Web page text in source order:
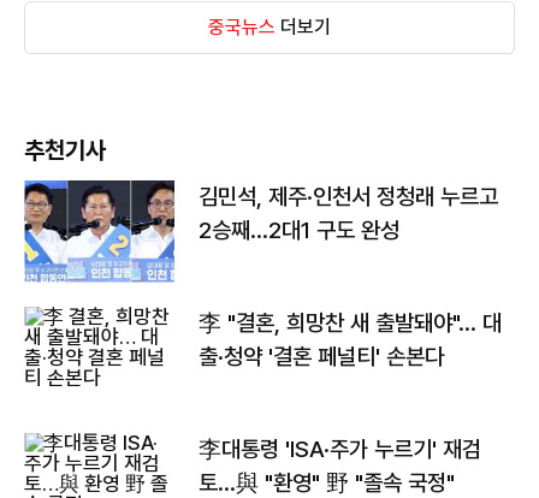
중국뉴스 더보기
추천기사
김민석, 제주·인천서 정청래 누르고
2승째…2대1 구도 완성
李 "결혼, 희망찬 새 출발돼야"… 대
출·청약 '결혼 페널티' 손본다
李대통령 'ISA·주가 누르기' 재검
토…與 "환영" 野 "졸속 국정"